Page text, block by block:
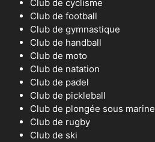
Club de cyclisme
Club de football
Club de gymnastique
Club de handball
Club de moto
Club de natation
Club de padel
Club de pickleball
Club de plongée sous marine
Club de rugby
Club de ski